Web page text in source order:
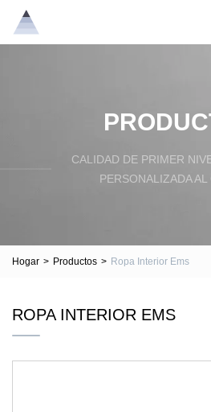
CALIDAD DE PRIMER
PERSONALIZADA AL
Hogar > Productos > Ropa Interior Ems
ROPA INTERIOR EMS